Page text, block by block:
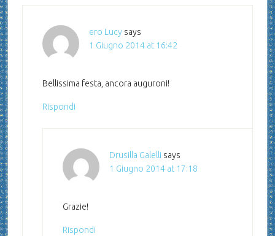
ero Lucy says
1 Giugno 2014 at 16:42
Bellissima festa, ancora auguroni!
Rispondi
Drusilla Galelli says
1 Giugno 2014 at 17:18
Grazie!
Rispondi